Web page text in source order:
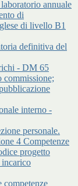
annuale
di
di livello B1
definitiva del
- DM 65
commissione;
interno -
personale.
4 Competenze
progetto
competenze